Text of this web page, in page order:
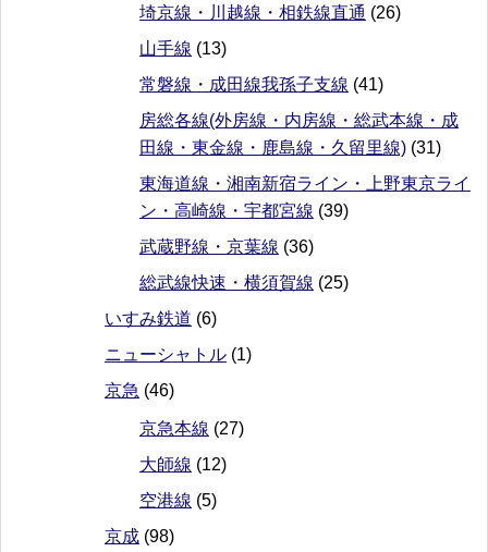
埼京線・川越線・相鉄線直通 (26)
山手線 (13)
常磐線・成田線我孫子支線 (41)
房総各線(外房線・内房線・総武本線・成
田線・東金線・鹿島線・久留里線) (31)
東海道線・湘南新宿ライン・上野東京ライ
ン・高崎線・宇都宮線 (39)
武蔵野線・京葉線 (36)
総武線快速・横須賀線 (25)
いすみ鉄道 (6)
ニューシャトル (1)
京急 (46)
京急本線 (27)
大師線 (12)
空港線 (5)
京成 (98)